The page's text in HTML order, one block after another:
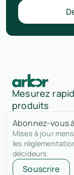
Mesurez
produits
Abonnez-vous
Mises à jour
les
décideurs.
Souscrire